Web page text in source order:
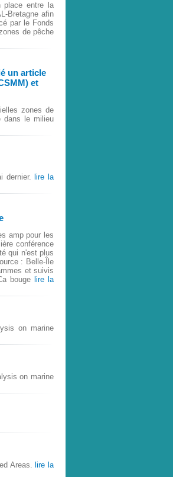
place entre la
Bretagne afin
par le Fonds
de pêche
un article
et
zones de
dans le milieu
dernier. lire la
amp pour les
conférence
qui n'est plus
: Belle-Île
et suivis
bouge lire la
on marine
on marine
Areas. lire la